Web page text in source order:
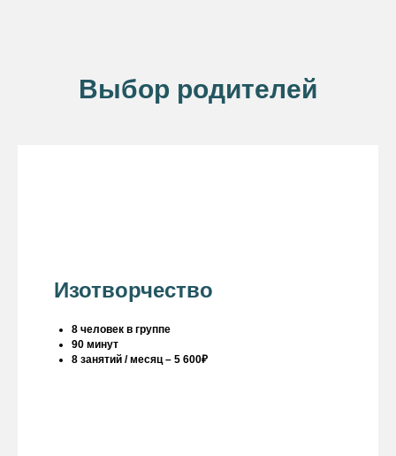
Выбор родителей
Изотворчество
8 человек в группе
90 минут
8 занятий / месяц – 5 600₽